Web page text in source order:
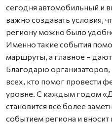
сегодня автомобильный и
важно создавать условия,
региону можно было
Именно такие события
маршруты, а главное –
Благодарю
всех, кто помог провести
уровне. С каждым годом
становится всё более
событием региона и вносит